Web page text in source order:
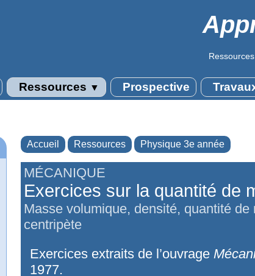
Ressources ▼ Prospective
Accueil Ressources Physique 3e année
MÉCANIQUE
Exercices sur la quantité de
Masse volumique, densité, quantité
centripète
Exercices extraits de l’ouvrage
1977.